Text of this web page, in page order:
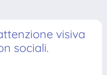
visiva
sociali.